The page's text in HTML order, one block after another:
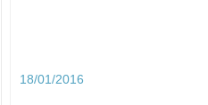
18/01/2016